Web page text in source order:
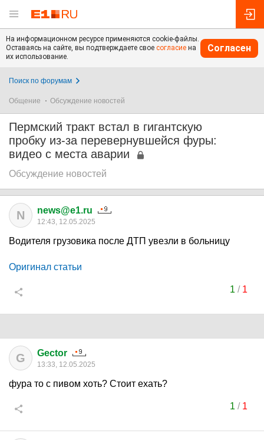
На информационном ресурсе применяются cookie-файлы.
Оставаясь на сайте, вы подтверждаете свое согласие на
их использование.
Согласен
Поиск по форумам
Общение Обсуждение новостей
Пермский тракт встал в гигантскую
пробку из-за перевернувшейся фуры:
видео с места аварии
Обсуждение новостей
N news@e1.ru
12:43, 12.05.2025
Водителя грузовика после ДТП увезли в больницу
Оригинал статьи
1 / 1
G Gector
13:33, 12.05.2025
фура то с пивом хоть? Стоит ехать?
1 / 1